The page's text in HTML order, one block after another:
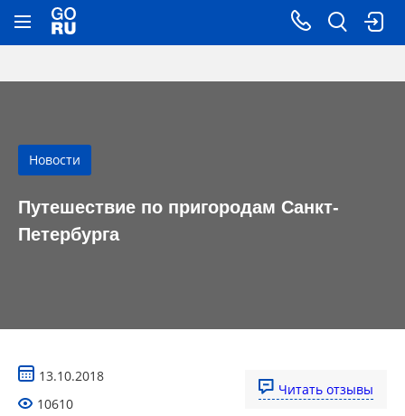
Новости
Путешествие по пригородам Санкт-
Петербурга
13.10.2018
10610
Читать отзывы